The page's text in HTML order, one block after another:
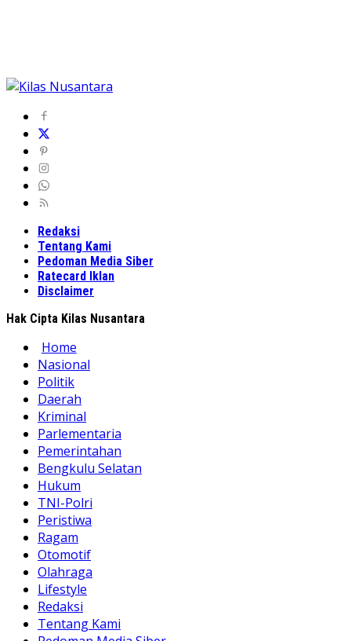
Redaksi
Tentang Kami
Pedoman Media Siber
Ratecard Iklan
Disclaimer
Hak Cipta Kilas Nusantara
Home
Nasional
Politik
Daerah
Kriminal
Parlementaria
Pemerintahan
Bengkulu Selatan
Hukum
TNI-Polri
Peristiwa
Ragam
Otomotif
Olahraga
Lifestyle
Redaksi
Tentang Kami